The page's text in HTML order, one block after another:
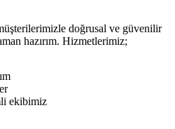
doğrusal ve güvenilir
hazırım. Hizmetlerimiz;
ekibimiz